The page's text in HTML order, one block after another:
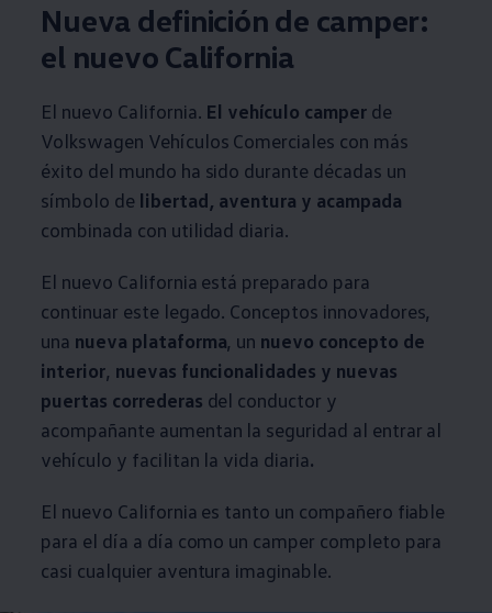
Nueva definición de camper:
el nuevo California
El nuevo California. El vehículo camper de
Volkswagen Vehículos Comerciales con más
éxito del mundo ha sido durante décadas un
símbolo de libertad, aventura y acampada
combinada con utilidad diaria.
El nuevo California está preparado para
continuar este legado. Conceptos innovadores,
una nueva plataforma, un nuevo concepto de
interior, nuevas funcionalidades y nuevas
puertas correderas del conductor y
acompañante aumentan la seguridad al entrar al
vehículo y facilitan la vida diaria.
El nuevo California es tanto un compañero fiable
para el día a día como un camper completo para
casi cualquier aventura imaginable.